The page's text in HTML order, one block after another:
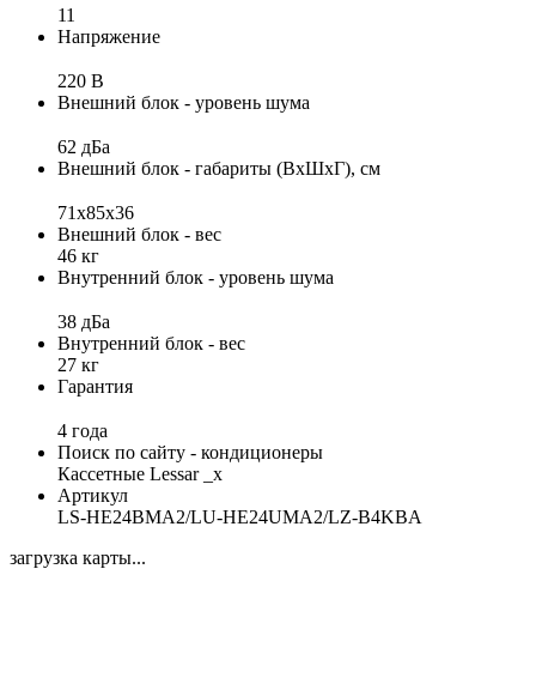
11
Напряжение
220 В
Внешний блок - уровень шума
62 дБа
Внешний блок - габариты (ВхШхГ), см
71х85х36
Внешний блок - вес
46 кг
Внутренний блок - уровень шума
38 дБа
Внутренний блок - вес
27 кг
Гарантия
4 года
Поиск по сайту - кондиционеры
Кассетные Lessar _x
Артикул
LS-HE24BMA2/LU-HE24UMA2/LZ-B4KBA
загрузка карты...